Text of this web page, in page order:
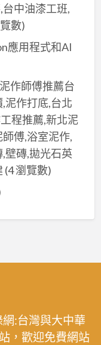
中油漆工班,
數)
應用程式和AI
作師傅推薦台
泥作打底,台北
程推薦,新北泥
傅,浴室泥作,
壁磚,拋光石英
(4 瀏覽數)
:台灣與大中華
，歡迎免費網站